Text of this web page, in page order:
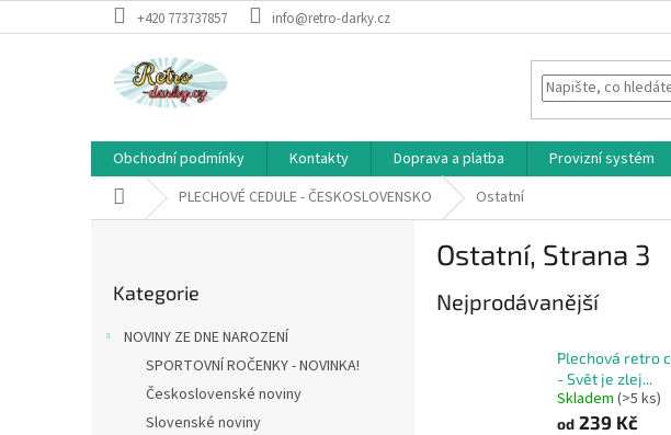
na
+420 773737857 info@retro-darky.cz
Obchodní podmínky Kontakty Doprava a platba Provizní systém
Domů PLECHOVÉ CEDULE - ČESKOSLOVENSKO Ostatní
kategorie
Kategorie
NOVINY ZE DNE NAROZENÍ
SPORTOVNÍ ROČENKY - NOVINKA!
Československé noviny
Slovenské noviny
Ostatní, Strana 3
Nejprodávanější
Plechová retro
- Svět je zlej...
Skladem (>5 ks)
od 239 Kč